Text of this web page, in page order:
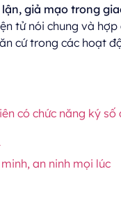
giả mạo trong
tử nói chung và
cứ trong các hoạt
có chức năng ký
an ninh mọi lúc